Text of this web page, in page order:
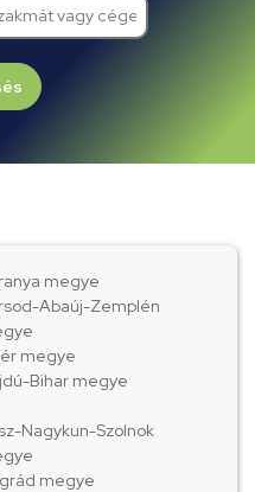
megye
Abaúj-Zemplén
megye
Bihar megye
Nagykun-Szolnok
megye